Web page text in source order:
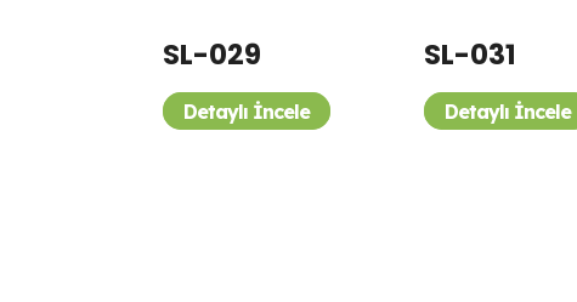
SL-029
Detaylı İncele
SL-031
Detaylı İncele